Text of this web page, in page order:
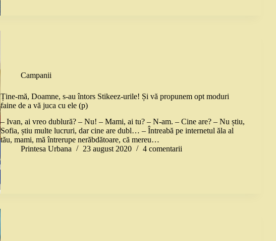
Campanii
Ține-mă, Doamne, s-au întors Stikeez-urile! Și vă propunem opt moduri
faine de a vă juca cu ele (p)
– Ivan, ai vreo dublură? – Nu! – Mami, ai tu? – N-am. – Cine are? – Nu știu,
Sofia, știu multe lucruri, dar cine are dubl… – Întreabă pe internetul ăla al
tău, mami, mă întrerupe nerăbdătoare, că mereu…
Printesa Urbana
23 august 2020 4 comentarii